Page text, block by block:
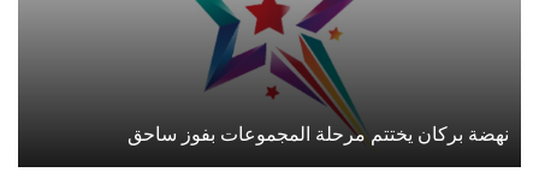
نهضة بركان يختتم مرحلة المجموعات بفوز ساحق